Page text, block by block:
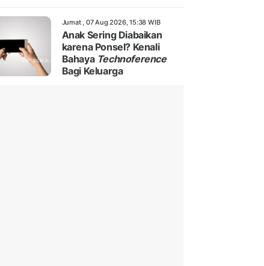
Jumat , 07 Aug 2026, 15:38 WIB
Anak Sering Diabaikan
karena Ponsel? Kenali
Bahaya Technoference
Bagi Keluarga